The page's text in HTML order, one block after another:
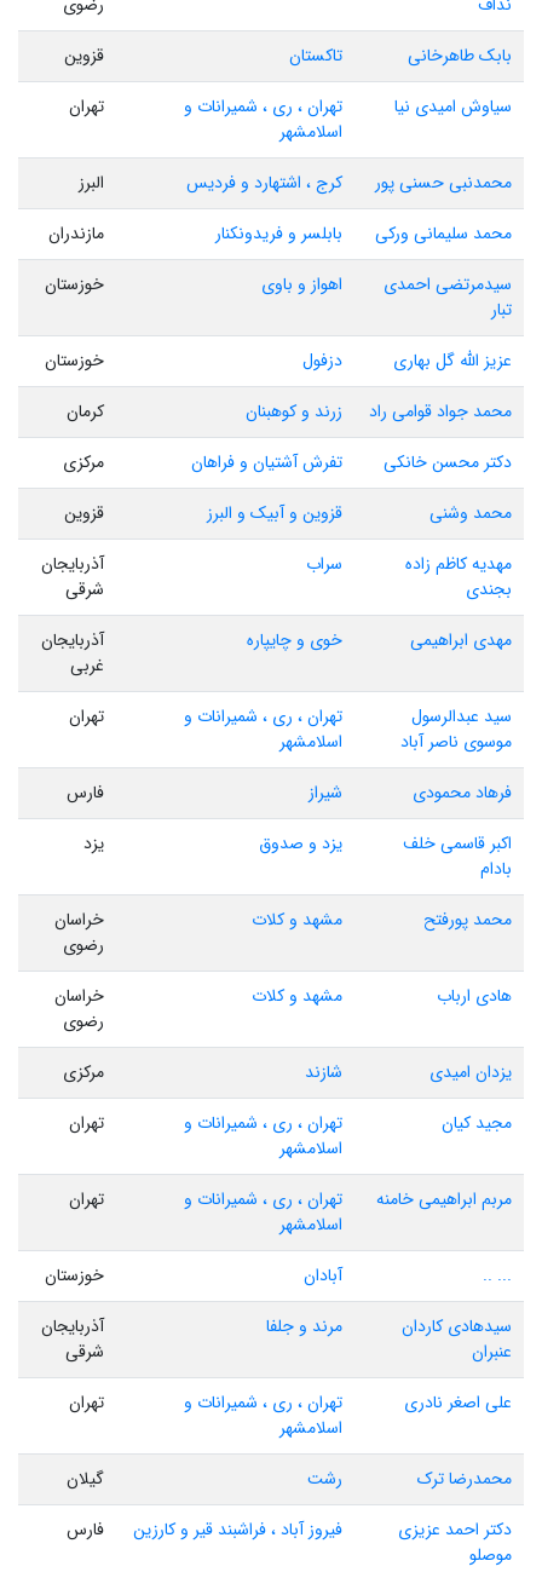
بابک طاهرخانی
تاکستان
قزوین
سیاوش امیدی نیا
تهران ، ری ، شمیرانات و
اسلامشهر
تهران
محمدنبی حسنی پور کرج ، اشتهارد و فردیس
البرز
محمد سلیمانی ورکی
بابلسر و فریدونکنار
مازندران
سیدمرتضی احمدی
تبار
اهواز و باوی خوزستان
عزیز الله گل بهاری دزفول
خوزستان
محمد جواد قوامی راد
زرند و کوهبنان
کرمان
دکتر محسن خانکی
تفرش آشتیان و فراهان
مرکزی
محمد وشنی
قزوین و آبیک و البرز
قزوین
مهدیه کاظم زاده
بجندی
سراب
آذربایجان
شرقی
مهدی ابراهیمی
خوی و چایپاره
آذربایجان
غربی
سید عبدالرسول
موسوی ناصر آباد
تهران ، ری ، شمیرانات و
اسلامشهر
تهران
فرهاد محمودی شیراز
فارس
اکبر قاسمی خلف
بادام
یزد و صدوق یزد
محمد پورفتح مشهد و کلات
خراسان
رضوی
هادی ارباب
مشهد و کلات
خراسان
رضوی
یزدان امیدی
شازند
مرکزی
مجید کیان
تهران ، ری ، شمیرانات و
اسلامشهر
تهران
مربم ابراهیمی خامنه
تهران ، ری ، شمیرانات و
اسلامشهر
تهران
... .. آبادان
خوزستان
سیدهادی کاردان
عنبران
مرند و جلفا
آذربایجان
شرقی
علی اصغر نادری
تهران ، ری ، شمیرانات و
اسلامشهر
تهران
محمدرضا ترک رشت
گیلان
دکتر احمد عزیزی
موصلو
فیروز آباد ، فراشبند قیر و کارزین فارس